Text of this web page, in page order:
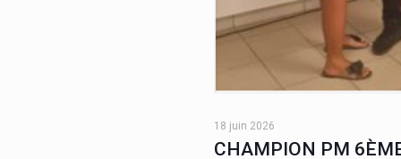
Une finale opposant les classes
18 juin 2026
CHAMPION PM